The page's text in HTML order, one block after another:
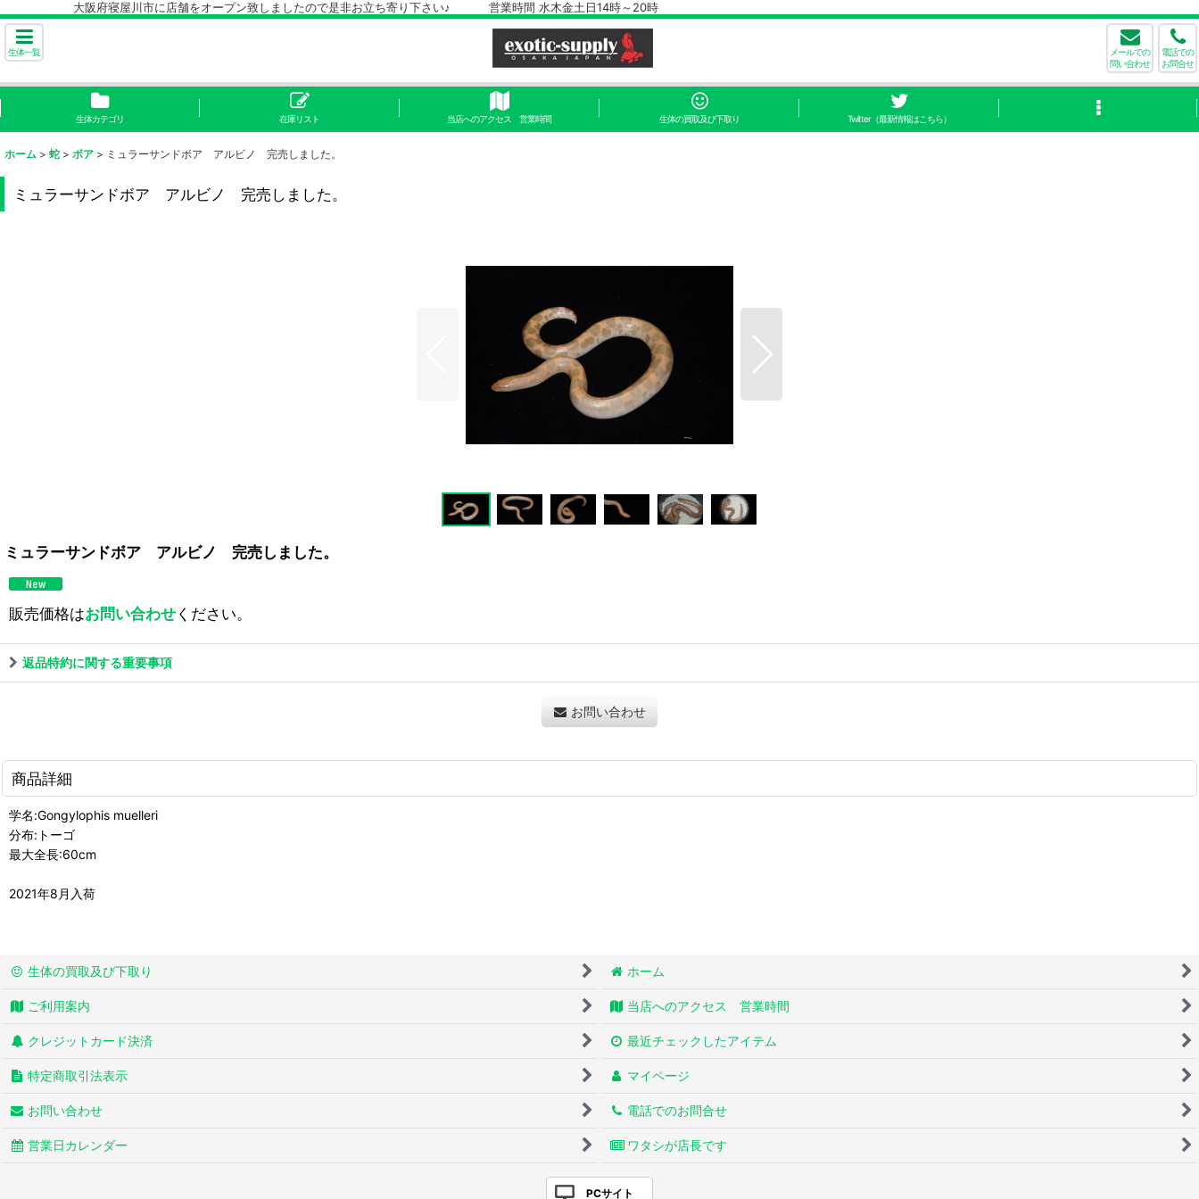
大阪府寝屋川市に店舗をオープン致しましたので是非お立ち寄り下さい♪ 営業時間 水木金土日14時～20時
生体一覧
メールでの
問い合わせ
電話での
お問合せ
生体カテゴリ 在庫リスト 当店へのアクセス 営業時間 生体の買取及び下取り Twitter（最新情報はこちら）
ホーム > 蛇 > ボア > ミュラーサンドボア アルビノ 完売しました。
ミュラーサンドボア アルビノ 完売しました。
ミュラーサンドボア アルビノ 完売しました。
販売価格はお問い合わせください。
返品特約に関する重要事項
お問い合わせ
商品詳細
学名:Gongylophis muelleri
分布:トーゴ
最大全長:60cm
2021年8月入荷
生体の買取及び下取り ホーム
ご利用案内 当店へのアクセス 営業時間
クレジットカード決済 最近チェックしたアイテム
特定商取引法表示 マイページ
お問い合わせ 電話でのお問合せ
営業日カレンダー ワタシが店長です
PCサイト